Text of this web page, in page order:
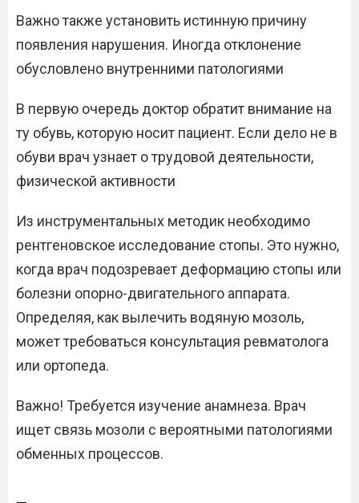
Важно также установить истинную причину
появления нарушения. Иногда отклонение
обусловлено внутренними патологиями
В первую очередь доктор обратит внимание на
ту обувь, которую носит пациент. Если дело не в
обуви врач узнает о трудовой деятельности,
физической активности
Из инструментальных методик необходимо
рентгеновское исследование стопы. Это нужно,
когда врач подозревает деформацию стопы или
болезни опорно-двигательного аппарата.
Определяя, как вылечить водяную мозоль,
может требоваться консультация ревматолога
или ортопеда.
Важно! Требуется изучение анамнеза. Врач
ищет связь мозоли с вероятными патологиями
обменных процессов.